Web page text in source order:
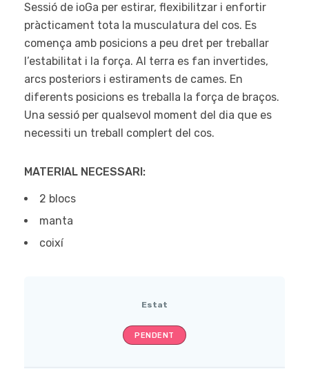
Sessió de ioGa per estirar, flexibilitzar i enfortir
pràcticament tota la musculatura del cos. Es
comença amb posicions a peu dret per treballar
l’estabilitat i la força. Al terra es fan invertides,
arcs posteriors i estiraments de cames. En
diferents posicions es treballa la força de braços.
Una sessió per qualsevol moment del dia que es
necessiti un treball complert del cos.
MATERIAL NECESSARI:
2 blocs
manta
coixí
Estat
PENDENT